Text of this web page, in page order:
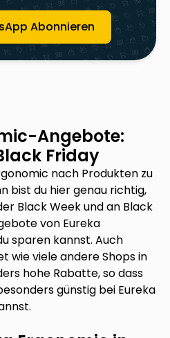
Abonnieren
-Angebote:
Friday
nach Produkten zu
bist du hier genau richtig,
Black Week und an Black
von Eureka
sparen kannst. Auch
wie viele andere Shops in
hohe Rabatte, so dass
günstig bei Eureka